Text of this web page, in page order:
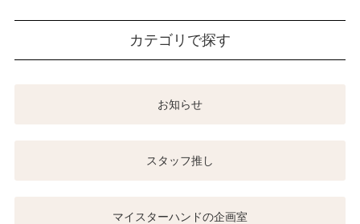
カテゴリで探す
お知らせ
スタッフ推し
マイスターハンドの企画室